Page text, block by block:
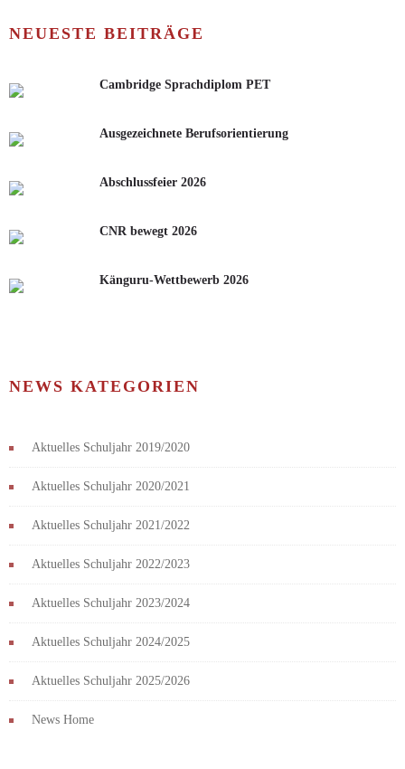
NEUESTE BEITRÄGE
Cambridge Sprachdiplom PET
Ausgezeichnete Berufsorientierung
Abschlussfeier 2026
CNR bewegt 2026
Känguru-Wettbewerb 2026
NEWS KATEGORIEN
Aktuelles Schuljahr 2019/2020
Aktuelles Schuljahr 2020/2021
Aktuelles Schuljahr 2021/2022
Aktuelles Schuljahr 2022/2023
Aktuelles Schuljahr 2023/2024
Aktuelles Schuljahr 2024/2025
Aktuelles Schuljahr 2025/2026
News Home